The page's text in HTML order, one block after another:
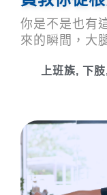
你是不是也有
來的瞬間，大
上班族, 下肢